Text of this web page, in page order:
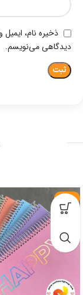
ذخیره نام،
دیدگاهی می‌نویسم.
-28%